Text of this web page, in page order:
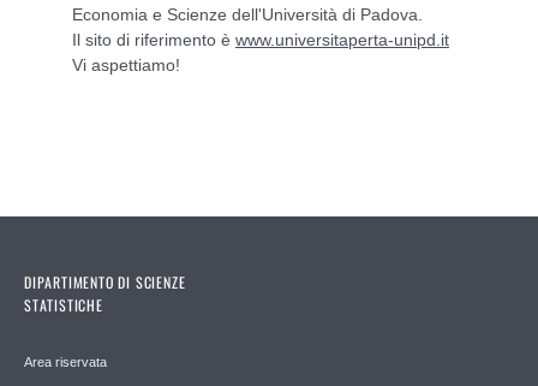
Economia e Scienze dell'Università di Padova.
Il sito di riferimento è www.universitaperta-unipd.it
Vi aspettiamo!
DIPARTIMENTO DI SCIENZE
STATISTICHE
Area riservata